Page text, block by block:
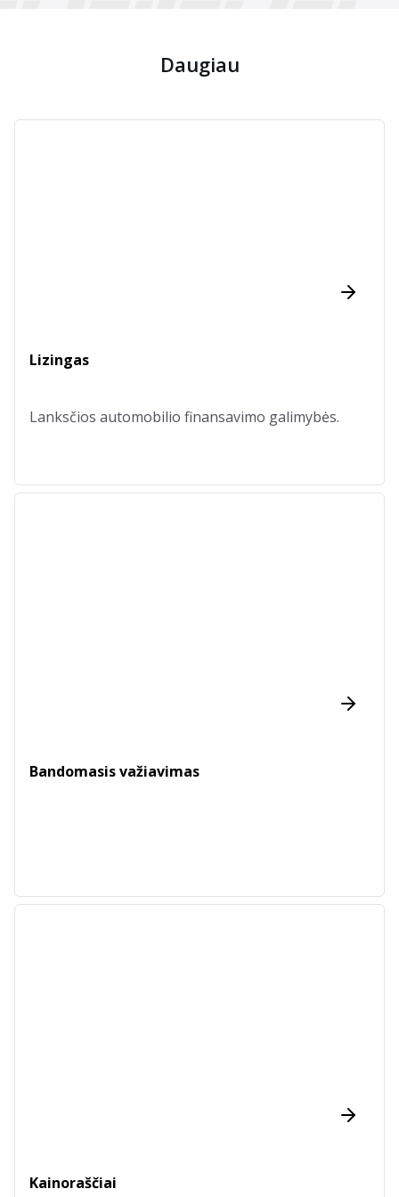
Daugiau
Lizingas
Lanksčios automobilio finansavimo galimybės.
Bandomasis važiavimas
Kainoraščiai